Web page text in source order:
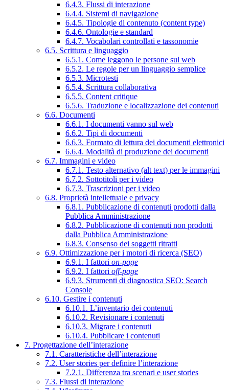
6.4.3. Flussi di interazione
6.4.4. Sistemi di navigazione
6.4.5. Tipologie di contenuto (content type)
6.4.6. Ontologie e standard
6.4.7. Vocabolari controllati e tassonomie
6.5. Scrittura e linguaggio
6.5.1. Come leggono le persone sul web
6.5.2. Le regole per un linguaggio semplice
6.5.3. Microtesti
6.5.4. Scrittura collaborativa
6.5.5. Content critique
6.5.6. Traduzione e localizzazione dei contenuti
6.6. Documenti
6.6.1. I documenti vanno sul web
6.6.2. Tipi di documenti
6.6.3. Formato di lettura dei documenti elettronici
6.6.4. Modalità di produzione dei documenti
6.7. Immagini e video
6.7.1. Testo alternativo (alt text) per le immagini
6.7.2. Sottotitoli per i video
6.7.3. Trascrizioni per i video
6.8. Proprietà intellettuale e privacy
6.8.1. Pubblicazione di contenuti prodotti dalla
Pubblica Amministrazione
6.8.2. Pubblicazione di contenuti non prodotti
dalla Pubblica Amministrazione
6.8.3. Consenso dei soggetti ritratti
6.9. Ottimizzazione per i motori di ricerca (SEO)
6.9.1. I fattori on-page
6.9.2. I fattori off-page
6.9.3. Strumenti di diagnostica SEO: Search
Console
6.10. Gestire i contenuti
6.10.1. L’inventario dei contenuti
6.10.2. Revisionare i contenuti
6.10.3. Migrare i contenuti
6.10.4. Pubblicare i contenuti
7. Progettazione dell’interazione
7.1. Caratteristiche dell’interazione
7.2. User stories per definire l’interazione
7.2.1. Differenza tra scenari e user stories
7.3. Flussi di interazione